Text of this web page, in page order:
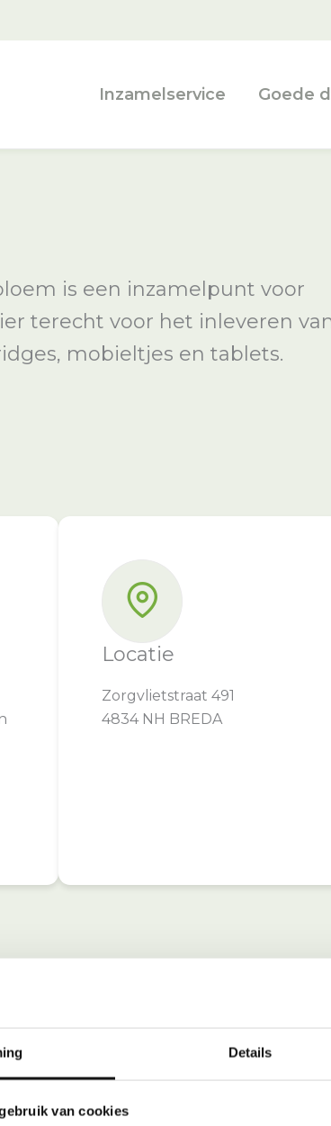
Details
van cookies
Inzamelservice Goede
is een inzamelpunt voor
terecht voor het inleveren
mobieltjes en tablets.
Locatie
Zorgvlietstraat 491
4834 NH BREDA